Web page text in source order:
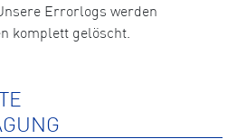
Errorlogs werden
komplett gelöscht.